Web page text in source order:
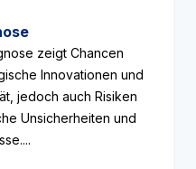
zeigt Chancen
Innovationen und
jedoch auch Risiken
Unsicherheiten und